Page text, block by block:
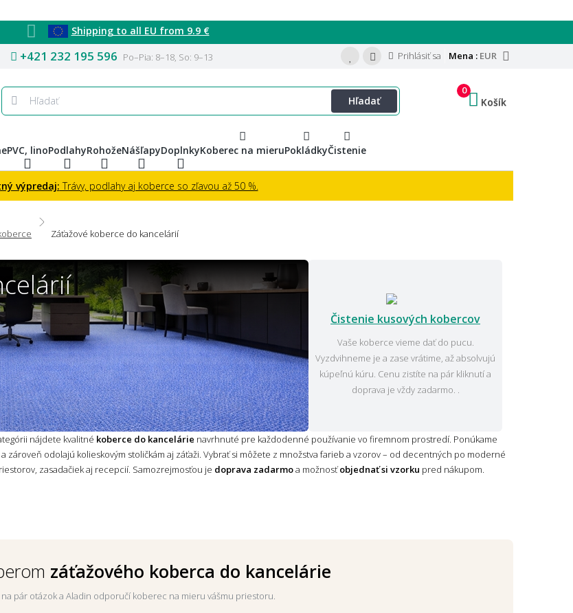
Shipping to all EU from 9.9 €
+421 232 195 596 Po–Pia: 8–18, So: 9–13 Mena : EUR
Prihlásiť sa
Hľadať
0
Košík
PVC, linoPodlahyRohožeNášľapyDoplnkyKoberec na mieruPokládkyČistenie
výpredaj: Trávy, podlahy aj koberce so zľavou až 50 %.
Záťažové koberce do kancelárií
Čistenie kusových kobercov
Vaše koberce vieme dať do pucu.
Vyzdvihneme je a zase vrátime, až absolvujú
kúpeľnú kúru. Cenu zistíte na pár kliknutí a
doprava je vždy zadarmo. .
nájdete kvalitné koberce do kancelárie navrhnuté pre každodenné používanie vo firemnom prostredí. Ponúkame
zároveň odolajú kolieskovým stoličkám aj záťaži. Vybrať si môžete z množstva farieb a vzorov – od decentných po moderné
zasadačiek aj recepcií. Samozrejmosťou je doprava zadarmoa možnosťobjednať si vzorku pred nákupom.
záťažového koberca do kancelárie
pár otázok a Aladin odporučí koberec na mieru vášmu priestoru.